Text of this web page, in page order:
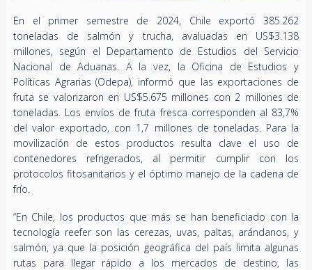
En el primer semestre de 2024, Chile exportó 385.262
toneladas de salmón y trucha, avaluadas en US$3.138
millones, según el Departamento de Estudios del Servicio
Nacional de Aduanas. A la vez, la Oficina de Estudios y
Políticas Agrarias (Odepa), informó que las exportaciones de
fruta se valorizaron en US$5.675 millones con 2 millones de
toneladas. Los envíos de fruta fresca corresponden al 83,7%
del valor exportado, con 1,7 millones de toneladas. Para la
movilización de estos productos resulta clave el uso de
contenedores refrigerados, al permitir cumplir con los
protocolos fitosanitarios y el óptimo manejo de la cadena de
frío.
“En Chile, los productos que más se han beneficiado con la
tecnología reefer son las cerezas, uvas, paltas, arándanos, y
salmón, ya que la posición geográfica del país limita algunas
rutas para llegar rápido a los mercados de destino, las